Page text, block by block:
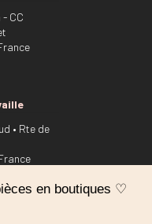
en boutiques ♡
CC
• Rte de
offrir la meilleure
que nous utilisons